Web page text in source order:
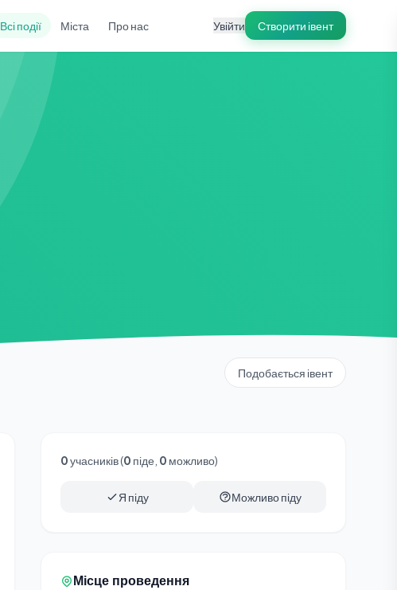
Всі події Міста Про нас Увійти Створити івент
Подобається івент
0учасників (0 піде, 0 можливо)
Я піду Можливо піду
Місце проведення